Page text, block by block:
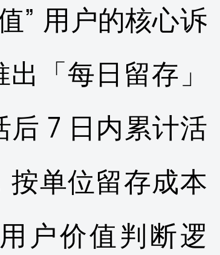
” 用户的核心诉
「每日留存」
7 日内累计活
单位留存成本
户价值判断逻